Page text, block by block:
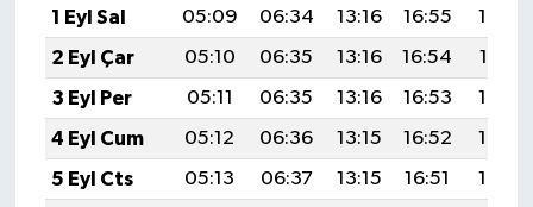
1 Eyl Sal 05:09 06:34 13:16 16:55
19:49
2 Eyl Çar
05:10 06:35 13:16 16:54
19:47
3 Eyl Per
05:11 06:35 13:16 16:53
19:46
4 Eyl Cum
05:12 06:36 13:15 16:52
19:44
5 Eyl Cts
05:13 06:37 13:15 16:51
19:43